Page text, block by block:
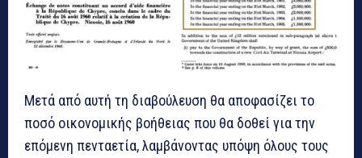
Μετά από αυτή τη διαβούλευση θα αποφασίζει το
ποσό οικονομικής βοήθειας που θα δοθεί για την
επόμενη πενταετία, λαμβάνοντας υπόψη όλους τους